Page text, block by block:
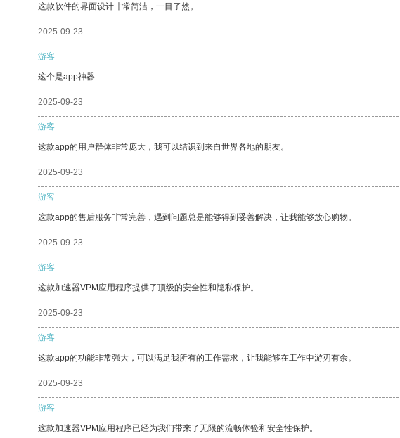
这款软件的界面设计非常简洁，一目了然。
2025-09-23
游客
这个是app神器
2025-09-23
游客
这款app的用户群体非常庞大，我可以结识到来自世界各地的朋友。
2025-09-23
游客
这款app的售后服务非常完善，遇到问题总是能够得到妥善解决，让我能够放心购物。
2025-09-23
游客
这款加速器VPM应用程序提供了顶级的安全性和隐私保护。
2025-09-23
游客
这款app的功能非常强大，可以满足我所有的工作需求，让我能够在工作中游刃有余。
2025-09-23
游客
这款加速器VPM应用程序已经为我们带来了无限的流畅体验和安全性保护。